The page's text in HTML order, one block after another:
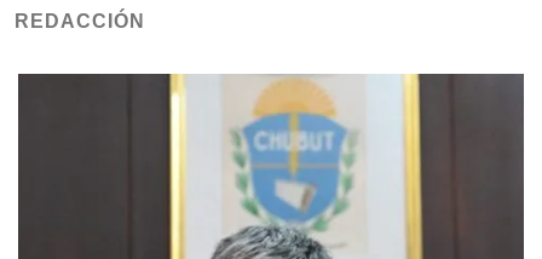
REDACCIÓN